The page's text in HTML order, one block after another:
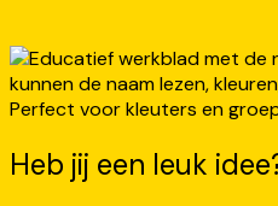
Heb jij een leuk